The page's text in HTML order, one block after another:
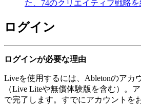
た、74のクリエイティブ戦略を
ログイン
ログインが必要な理由
Liveを使用するには、Abletonのアカ
（Live Liteや無償体験版を含む）。
で完了します。すでにアカウントを